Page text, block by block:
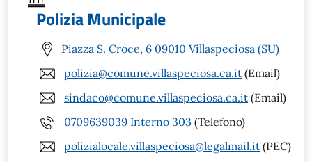
Polizia Municipale
Piazza S. Croce, 6 09010 Villaspeciosa (SU)
polizia@comune.villaspeciosa.ca.it (Email)
sindaco@comune.villaspeciosa.ca.it (Email)
0709639039 Interno 303 (Telefono)
polizialocale.villaspeciosa@legalmail.it (PEC)